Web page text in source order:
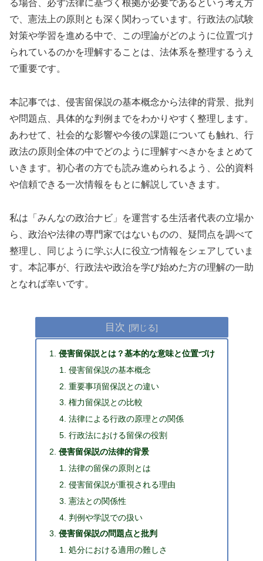
る場合、必ず法律に基づく根拠が必要であるという考え方
で、憲法上の原則とも深く関わっています。行政法の試験
対策や学習を進める中で、この理論がどのように位置づけ
られているのかを理解することは、法体系を整理するうえ
で重要です。
本記事では、侵害留保説の基本概念から法律的背景、批判
や問題点、具体的な判例までをわかりやすく整理します。
あわせて、社会的な影響や今後の課題についても触れ、行
政法の原則全体の中でどのように理解すべきかをまとめて
いきます。初心者の方でも読み進められるよう、公的資料
や信頼できる一次情報をもとに解説していきます。
私は「みんなの政治ナビ」を運営する生活者代表の立場か
ら、政治や法律の専門家ではないものの、疑問点を調べて
整理し、同じように学ぶ人に役立つ情報をシェアしていま
す。本記事が、行政法や政治を学び始めた方の理解の一助
となれば幸いです。
目次
侵害留保説とは？基本的な意味と位置づけ
侵害留保説の基本概念
重要事項留保説との違い
権力留保説との比較
法律による行政の原理との関係
行政法における留保の役割
侵害留保説の法律的背景
法律の留保の原則とは
侵害留保説が重視される理由
憲法との関係性
判例や学説での扱い
侵害留保説の問題点と批判
処分における適用の難しさ